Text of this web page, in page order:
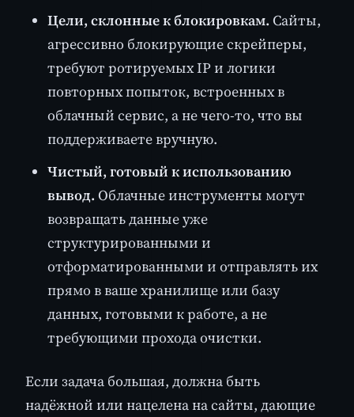
Цели, склонные к блокировкам. Сайты,
агрессивно блокирующие скрейперы,
требуют ротируемых IP и логики
повторных попыток, встроенных в
облачный сервис, а не чего-то, что вы
поддерживаете вручную.
Чистый, готовый к использованию
вывод. Облачные инструменты могут
возвращать данные уже
структурированными и
отформатированными и отправлять их
прямо в ваше хранилище или базу
данных, готовыми к работе, а не
требующими прохода очистки.
Если задача большая, должна быть
надёжной или нацелена на сайты, дающие